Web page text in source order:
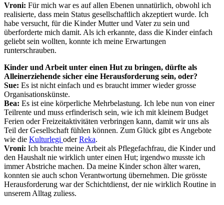
Vroni: Für mich war es auf allen Ebenen unnatürlich, obwohl ich
realisierte, dass mein Status gesellschaftlich akzeptiert wurde. Ich
habe versucht, für die Kinder Mutter und Vater zu sein und
überforderte mich damit. Als ich erkannte, dass die Kinder einfach
geliebt sein wollten, konnte ich meine Erwartungen
runterschrauben.
Kinder und Arbeit unter einen Hut zu bringen, dürfte als
Alleinerziehende sicher eine Herausforderung sein, oder?
Sue: Es ist nicht einfach und es braucht immer wieder grosse
Organisationskünste.
Bea: Es ist eine körperliche Mehrbelastung. Ich lebe nun von einer
Teilrente und muss erfinderisch sein, wie ich mit kleinem Budget
Ferien oder Freizeitaktivitäten verbringen kann, damit wir uns als
Teil der Gesellschaft fühlen können. Zum Glück gibt es Angebote
wie die Kulturlegi oderReka.
Vroni: Ich brachte meine Arbeit als Pflegefachfrau, die Kinder und
den Haushalt nie wirklich unter einen Hut; irgendwo musste ich
immer Abstriche machen. Da meine Kinder schon älter waren,
konnten sie auch schon Verantwortung übernehmen. Die grösste
Herausforderung war der Schichtdienst, der nie wirklich Routine in
unserem Alltag zuliess.